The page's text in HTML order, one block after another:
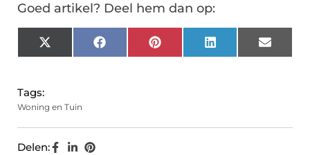
Goed artikel? Deel hem dan op:
X
(Twitter)
FacebookPinterest LinkedIn Email
Tags:
Woning en Tuin
Delen: